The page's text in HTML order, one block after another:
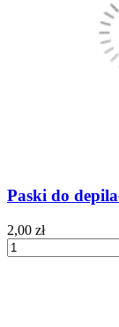
Paski do
2,00 zł